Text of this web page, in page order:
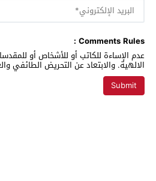
Comments Rules :
عدم الإساءة للكاتب أو للأشخاص أو
الالهية. والابتعاد عن التحريض الطائفي